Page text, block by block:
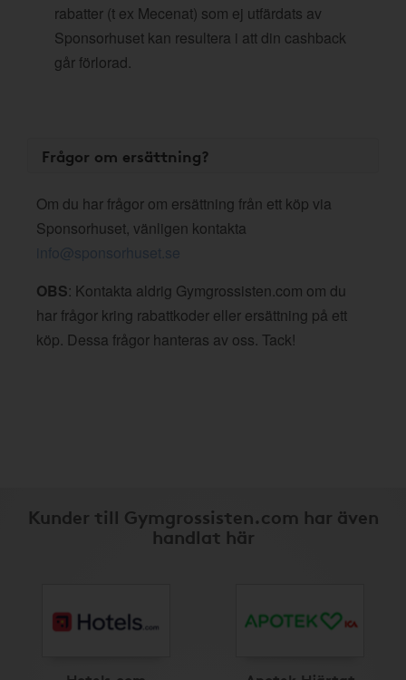
rabatter (t ex Mecenat) som ej utfärdats av
Sponsorhuset kan resultera i att din cashback
går förlorad.
Frågor om ersättning?
Om du har frågor om ersättning från ett köp via
Sponsorhuset, vänligen kontakta
info@sponsorhuset.se
OBS: Kontakta aldrig Gymgrossisten.com om du
har frågor kring rabattkoder eller ersättning på ett
köp. Dessa frågor hanteras av oss. Tack!
Kunder till Gymgrossisten.com har även
handlat här